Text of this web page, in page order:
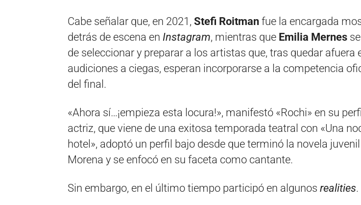
Cabe señalar que, en 2021, Stefi Roitman fue la encargada
detrás de escena en Instagram, mientras que Emilia Mernes
de seleccionar y preparar a los artistas que, tras quedar afuera
audiciones a ciegas, esperan incorporarse a la competencia
del final.
«Ahora sí…¡empieza esta locura!», manifestó «Rochi» en su
actriz, que viene de una exitosa temporada teatral con «Una
hotel», adoptó un perfil bajo desde que terminó la novela
Morena y se enfocó en su faceta como cantante.
Sin embargo, en el último tiempo participó en algunos realities.